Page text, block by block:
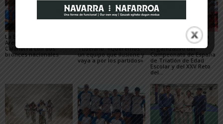
La Escuela del Triatlón
Arenas regresa de
Calahorra con dos
bronces nacionales
Tudelano: «Queremos
un equipo que ilusione y
vaya a por los partidos»
El SDR Arenas supera
con éxito el gran reto
organizativo del
Campeonato de España
de Triatlón de Edad
Escolar y del XXV Reto
del...